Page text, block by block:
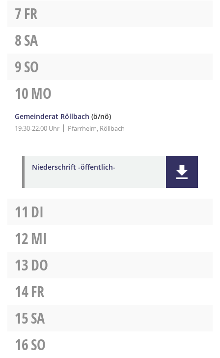
7FR
8SA
9SO
10MO
Gemeinderat Röllbach (ö/nö)
19:30-22:00 Uhr Pfarrheim, Röllbach
Niederschrift -öffentlich-
11 DI
12MI
13DO
14FR
15SA
16SO